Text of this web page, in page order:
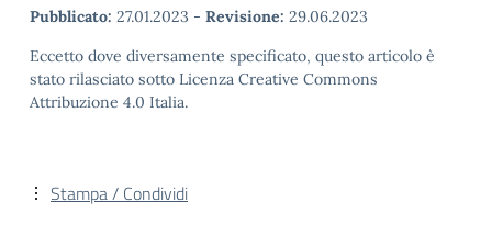
Pubblicato: 27.01.2023 - Revisione: 29.06.2023
Eccetto dove diversamente specificato, questo articolo è
stato rilasciato sotto Licenza Creative Commons
Attribuzione 4.0 Italia.
Stampa / Condividi